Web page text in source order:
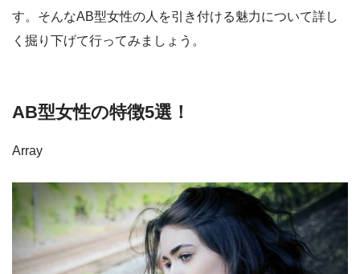
す。そんなAB型女性の人を引き付ける魅力について詳し
く掘り下げて行ってみましょう。
AB型女性の特徴5選！
Array